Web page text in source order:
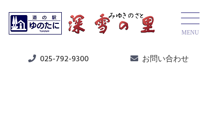
MENU
025-792-9300 お問い合わせ